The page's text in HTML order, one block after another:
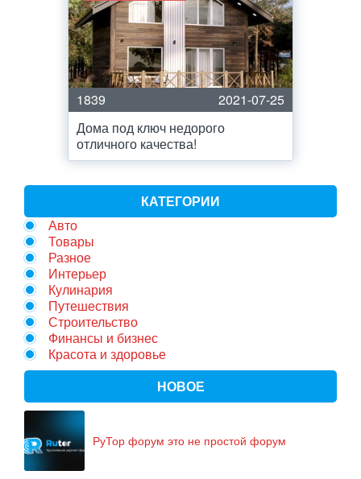
1839
2021-07-25
Дома под ключ недорого
отличного качества!
КАТЕГОРИИ
Авто
Товары
Разное
Интерьер
Кулинария
Путешествия
Строительство
Финансы и бизнес
Красота и здоровье
НОВОЕ
РуТор форум это не простой форум